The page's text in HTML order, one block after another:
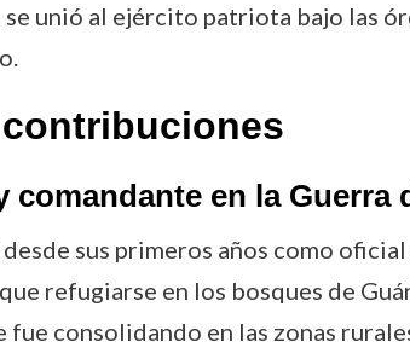
se unió al ejército patriota bajo las
comandante en la Guerra
sus primeros años como
refugiarse en los bosques de
fue consolidando en las zonas